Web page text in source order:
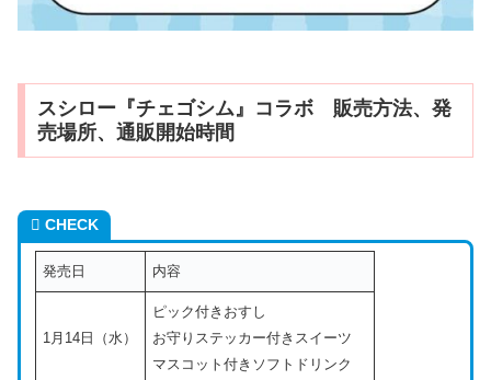
スシロー『チェゴシム』コラボ 販売方法、発
売場所、通販開始時間
CHECK
発売日 内容
1月14日（水）
ピック付きおすし
お守りステッカー付きスイーツ
マスコット付きソフトドリンク